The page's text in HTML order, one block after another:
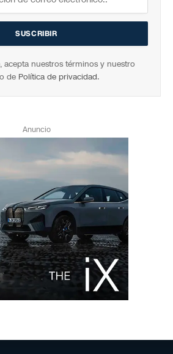
acepta nuestros términos y nuestro
de Política de privacidad.
Anuncio